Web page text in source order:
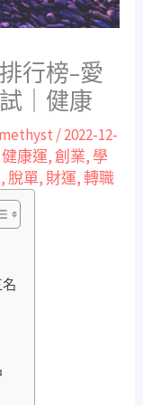
行榜–愛
｜健康
/2022-12-
健康運, 創業, 學
, 脫單, 財運,轉職